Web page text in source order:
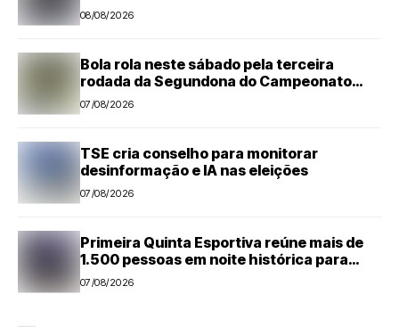
08/08/2026
Bola rola neste sábado pela terceira
rodada da Segundona do Campeonato
Amador de Futebol
07/08/2026
TSE cria conselho para monitorar
desinformação e IA nas eleições
07/08/2026
Primeira Quinta Esportiva reúne mais de
1.500 pessoas em noite histórica para
Capivari
07/08/2026